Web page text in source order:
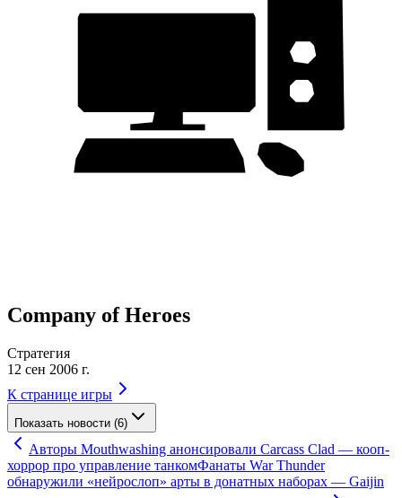
Company of Heroes
Стратегия
12 сен 2006 г.
К странице игры
Показать новости (6)
Авторы Mouthwashing анонсировали Carcass Clad — кооп-
хоррор про управление танкомФанаты War Thunder
обнаружили «нейрослоп» арты в донатных наборах — Gaijin